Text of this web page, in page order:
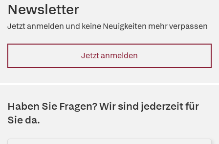
Newsletter
Jetzt anmelden und keine Neuigkeiten mehr verpassen
Jetzt anmelden
Haben Sie Fragen? Wir sind jederzeit für
Sie da.